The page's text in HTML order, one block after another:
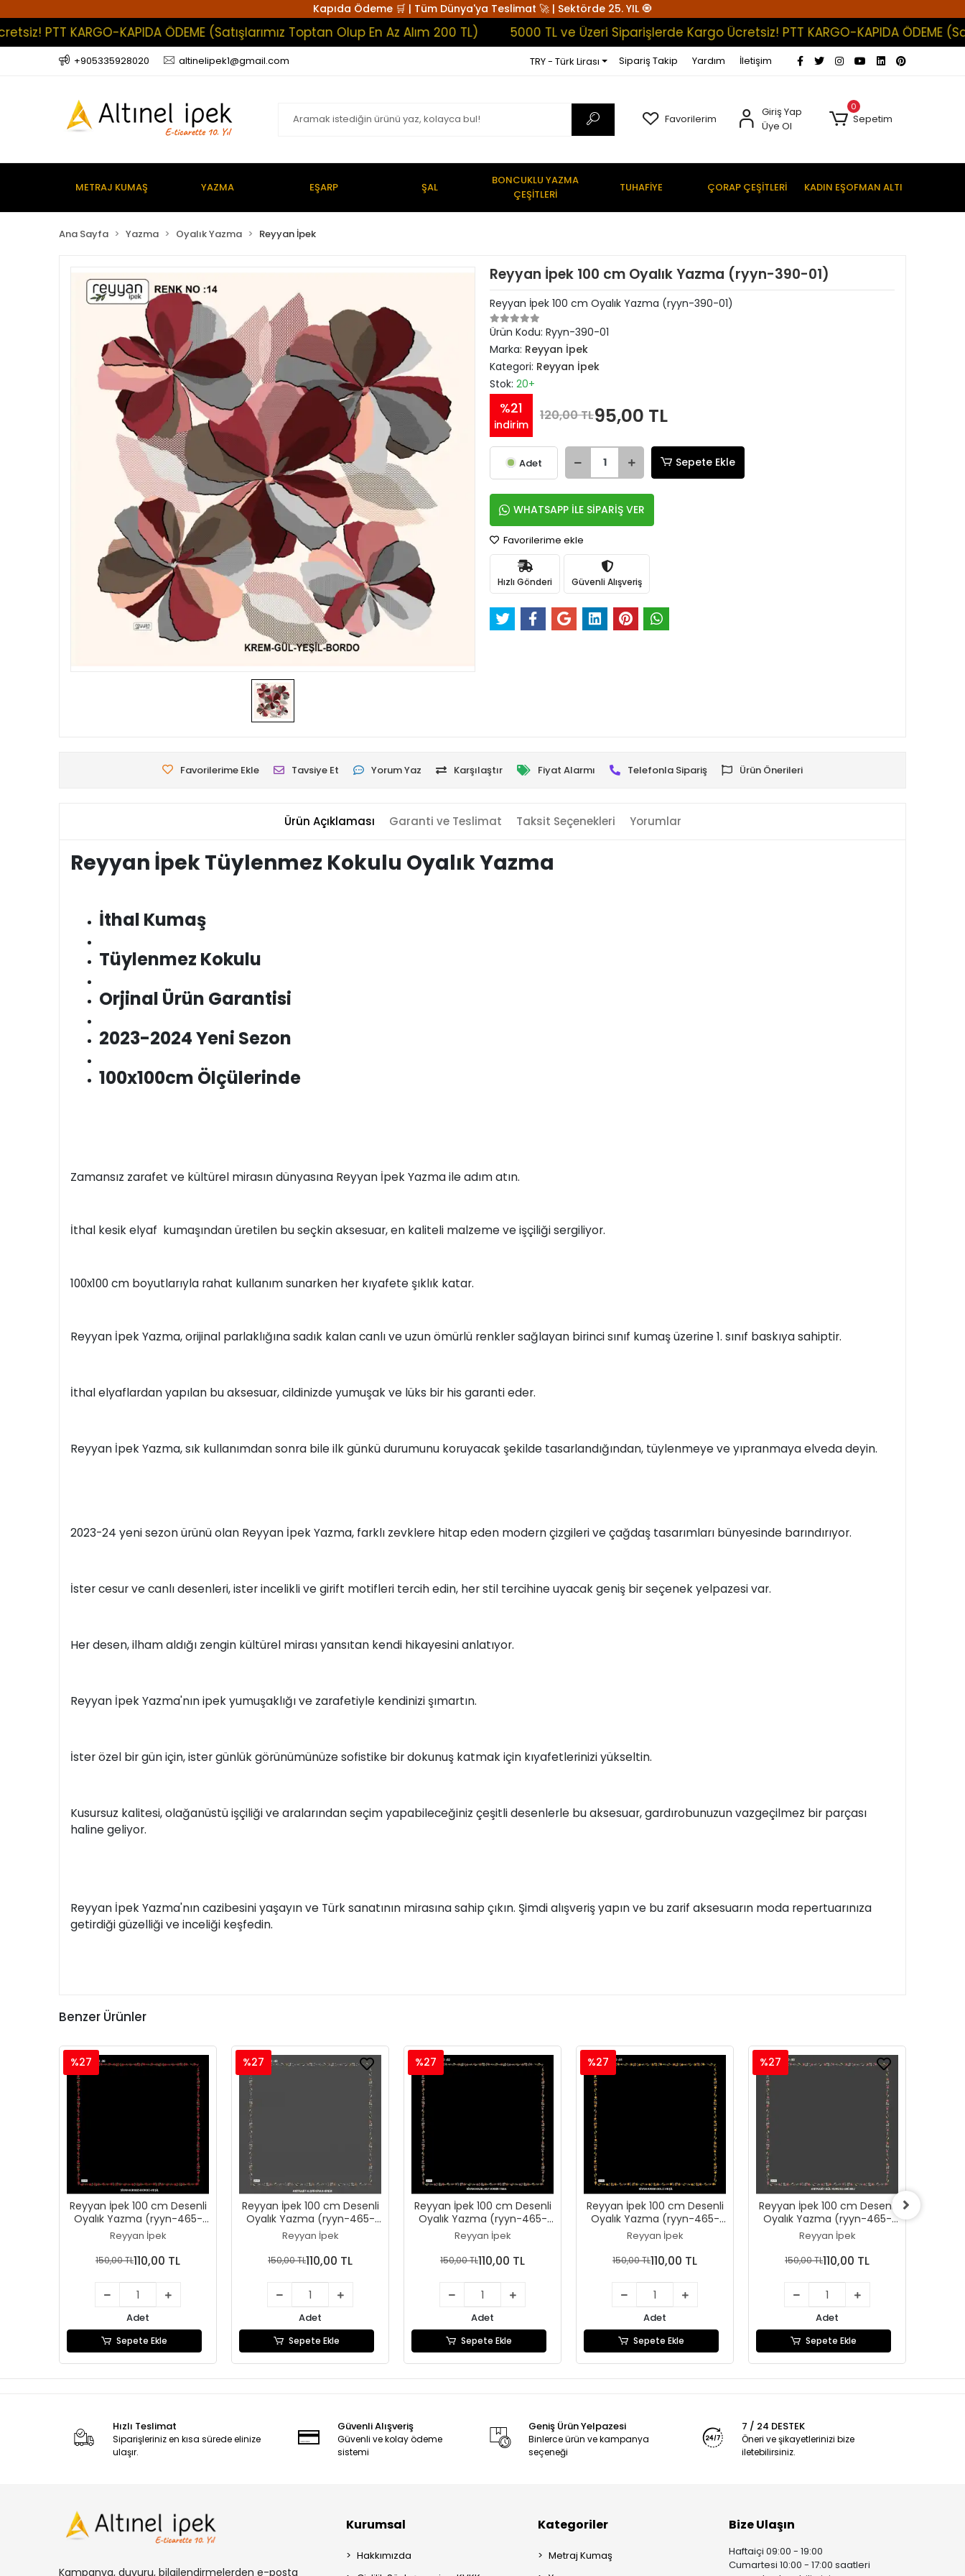
Kapıda Ödeme 🛒 | Tüm Dünya'ya Teslimat 🚀 | Sektörde 25. YIL 🧿
KARGO-KAPIDA ÖDEME (Satışlarımız Toptan Olup En Az Alım 200 TL) 5000 TL ve Üzeri Siparişlerde Kargo Ücretsiz! PTT KARGO-KAPIDA ÖDEME
+905335928020 altinelipek1@gmail.com TRY - Türk Lirası Sipariş Takip Yardım İletişim
Favorilerim
Giriş Yap
Üye Ol
0
Sepetim
METRAJ KUMAŞ YAZMA EŞARP ŞAL
BONCUKLU YAZMA
ÇEŞİTLERİ
TUHAFİYE ÇORAP ÇEŞİTLERİ KADIN EŞOFMAN ALTI
Ana Sayfa Yazma Oyalık Yazma Reyyan İpek
Reyyan İpek 100 cm Oyalık Yazma (ryyn-390-01)
Reyyan İpek 100 cm Oyalık Yazma (ryyn-390-01)
Ürün Kodu: Ryyn-390-01
Marka: Reyyan İpek
Kategori: Reyyan İpek
Stok: 20+
%21
indirim
120,00 TL95,00 TL
Adet Sepete Ekle
WHATSAPP İLE SİPARİŞ VER
Favorilerime ekle
Hızlı Gönderi Güvenli Alışveriş
Favorilerime Ekle Tavsiye Et Yorum Yaz Karşılaştır Fiyat Alarmı Telefonla Sipariş Ürün Önerileri
Ürün Açıklaması Garanti ve Teslimat Taksit Seçenekleri Yorumlar
Reyyan İpek Tüylenmez Kokulu Oyalık Yazma
İthal Kumaş
Tüylenmez Kokulu
Orjinal Ürün Garantisi
2023-2024 Yeni Sezon
100x100cm Ölçülerinde
Zamansız zarafet ve kültürel mirasın dünyasına Reyyan İpek Yazma ile adım atın.
İthal kesik elyaf kumaşından üretilen bu seçkin aksesuar, en kaliteli malzeme ve işçiliği sergiliyor.
100x100 cm boyutlarıyla rahat kullanım sunarken her kıyafete şıklık katar.
Reyyan İpek Yazma, orijinal parlaklığına sadık kalan canlı ve uzun ömürlü renkler sağlayan birinci sınıf kumaş üzerine 1. sınıf baskıya sahiptir.
İthal elyaflardan yapılan bu aksesuar, cildinizde yumuşak ve lüks bir his garanti eder.
Reyyan İpek Yazma, sık kullanımdan sonra bile ilk günkü durumunu koruyacak şekilde tasarlandığından, tüylenmeye ve yıpranmaya elveda deyin.
2023-24 yeni sezon ürünü olan Reyyan İpek Yazma, farklı zevklere hitap eden modern çizgileri ve çağdaş tasarımları bünyesinde barındırıyor.
İster cesur ve canlı desenleri, ister incelikli ve girift motifleri tercih edin, her stil tercihine uyacak geniş bir seçenek yelpazesi var.
Her desen, ilham aldığı zengin kültürel mirası yansıtan kendi hikayesini anlatıyor.
Reyyan İpek Yazma'nın ipek yumuşaklığı ve zarafetiyle kendinizi şımartın.
İster özel bir gün için, ister günlük görünümünüze sofistike bir dokunuş katmak için kıyafetlerinizi yükseltin.
Kusursuz kalitesi, olağanüstü işçiliği ve aralarından seçim yapabileceğiniz çeşitli desenlerle bu aksesuar, gardırobunuzun vazgeçilmez bir parçası
haline geliyor.
Reyyan İpek Yazma'nın cazibesini yaşayın ve Türk sanatının mirasına sahip çıkın. Şimdi alışveriş yapın ve bu zarif aksesuarın moda repertuarınıza
getirdiği güzelliği ve inceliği keşfedin.
Benzer Ürünler
Reyyan İpek 100 cm Desenli
Oyalık Yazma (ryyn-465-
27)
Reyyan İpek
%27
150,00 TL110,00 TL
Adet
Sepete Ekle
Reyyan İpek 100 cm Desenli
Oyalık Yazma (ryyn-465-
26)
Reyyan İpek
%27
150,00 TL110,00 TL
Adet
Sepete Ekle
Reyyan İpek 100 cm Desenli
Oyalık Yazma (ryyn-465-
25)
Reyyan İpek
%27
150,00 TL110,00 TL
Adet
Sepete Ekle
Reyyan İpek 100 cm Desenli
Oyalık Yazma (ryyn-465-
24)
Reyyan İpek
%27
150,00 TL110,00 TL
Adet
Sepete Ekle
Reyyan İpek 100 cm Desenli
Oyalık Yazma (ryyn-465-
23)
Reyyan İpek
%27
150,00 TL110,00 TL
Adet
Sepete Ekle
Hızlı Teslimat
Siparişleriniz en kısa sürede elinize
ulaşır.
Güvenli Alışveriş
Güvenli ve kolay ödeme
sistemi
Geniş Ürün Yelpazesi
Binlerce ürün ve kampanya
seçeneği
7 / 24 DESTEK
Öneri ve şikayetlerinizi bize
iletebilirsiniz.
Kampanya, duyuru, bilgilendirmelerden e-posta
Kurumsal
Hakkımızda
Kategoriler
Metraj Kumaş
Bize Ulaşın
Haftaiçi 09:00 - 19:00
Cumartesi 10:00 - 17:00 saatleri